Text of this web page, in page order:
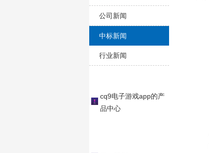
公司新闻
中标新闻
行业新闻
cq9电子游戏app的产
品中心